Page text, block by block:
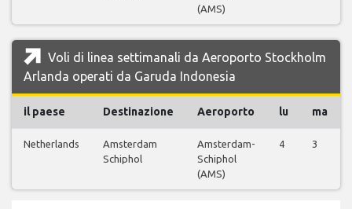
(AMS)
Voli di linea settimanali da Aeroporto Stockholm
Arlanda operati da Garuda Indonesia
il paese Destinazione Aeroporto lu ma
Netherlands
Amsterdam
Schiphol
Amsterdam-
Schiphol
(AMS)
4 3